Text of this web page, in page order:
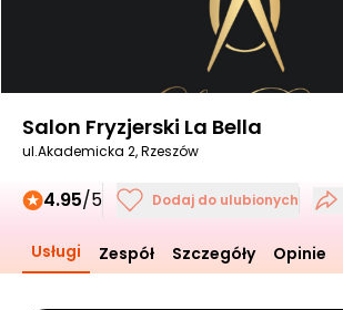
Salon Fryzjerski La Bella
ul.Akademicka 2, Rzeszów
4.95/5 Dodaj do ulubionych
Usługi Zespół Szczegóły Opinie